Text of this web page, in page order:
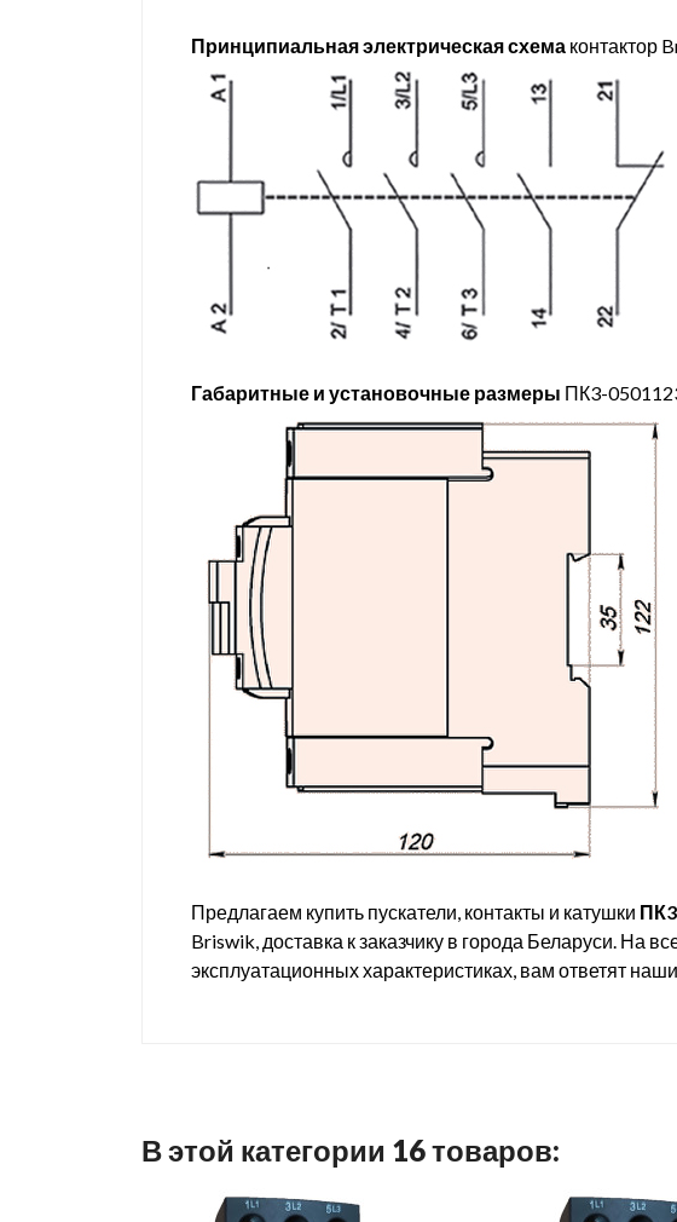
Принципиальная электрическая схема контактор
Габаритные и установочные размеры ПК3-
Предлагаем купить пускатели, контакты и катушки
Briswik, доставка к заказчику в города Беларуси. На
эксплуатационных характеристиках, вам ответят
В этой категории 16 товаров: